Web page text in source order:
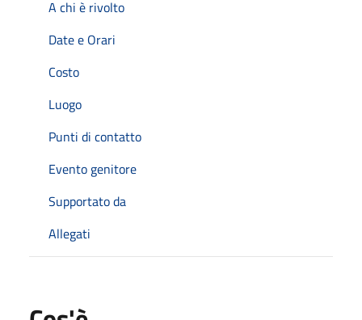
A chi è rivolto
Date e Orari
Costo
Luogo
Punti di contatto
Evento genitore
Supportato da
Allegati